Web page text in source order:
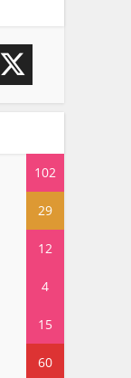
102
29
12
4
15
60